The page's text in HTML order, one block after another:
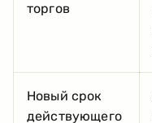
торгов
Новый срок
действующего